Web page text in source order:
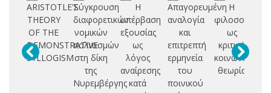
ARISTOTLE'S
THEORY
OF THE
DEMONSTRATIVE
SYLLOGISM
Σύγκρουση
διαφορετικών
νομικών
πολιτισμών
στη δίκη
της
Νυρεμβέργης
Η
υπέρβαση
εξουσίας
ως
λόγος
αναίρεσης
κατά
Απαγορευμένη
αναλογία
και
επιτρεπτή
ερμηνεία
του
ποινικού
Η
φιλοσοφία
ως
κριτική
κοινωνική
θεωρία